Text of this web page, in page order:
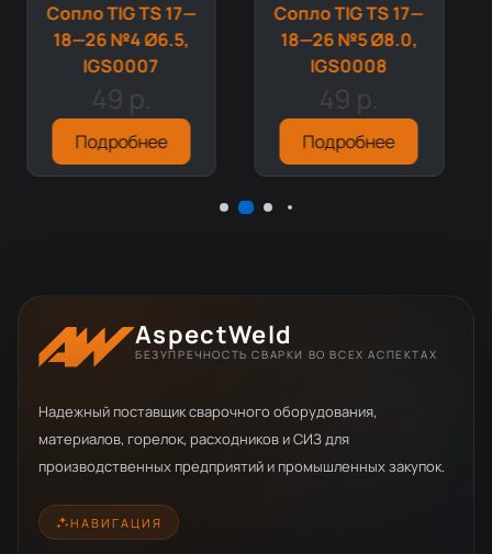
Сопло TIG TS 17—
18—26 №4 Ø6.5,
IGS0007
49 р.
Подробнее
Сопло TIG TS 17—
18—26 №5 Ø8.0,
IGS0008
49 р.
Подробнее
AspectWeld
БЕЗУПРЕЧНОСТЬ СВАРКИ ВО ВСЕХ АСПЕКТАХ
Надежный поставщик сварочного оборудования,
материалов, горелок, расходников и СИЗ для
производственных предприятий и промышленных закупок.
НАВИГАЦИЯ